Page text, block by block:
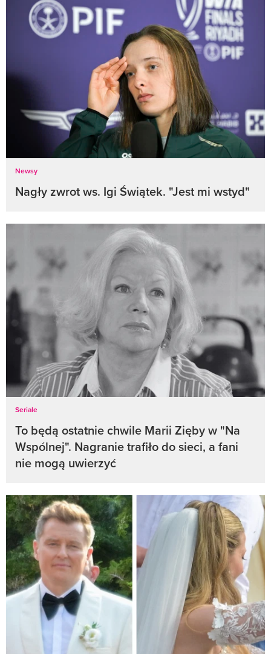
Newsy
Nagły zwrot ws. Igi Świątek. "Jest mi wstyd"
Seriale
To będą ostatnie chwile Marii Zięby w "Na
Wspólnej". Nagranie trafiło do sieci, a fani
nie mogą uwierzyć